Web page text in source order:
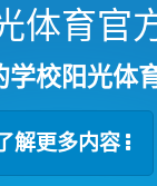
体育官
校阳光体
解更多内容